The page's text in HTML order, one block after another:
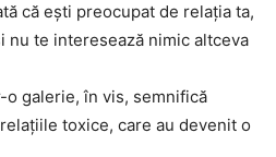
că ești preocupat de relația ta,
nu te interesează nimic altceva
galerie, în vis, semnifică
toxice, care au devenit o